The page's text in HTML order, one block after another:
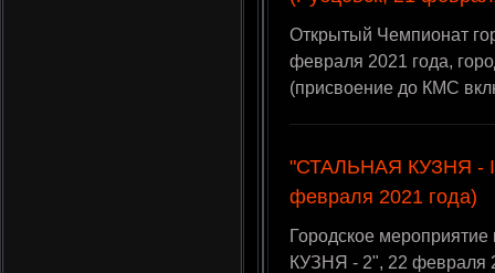
Открытый Чемпионат
февраля 2021 года,
(присвоение до КМС
"СТАЛЬНАЯ КУЗНЯ -
февраля 2021 года)
Городское
КУЗНЯ - 2", 22 февраля